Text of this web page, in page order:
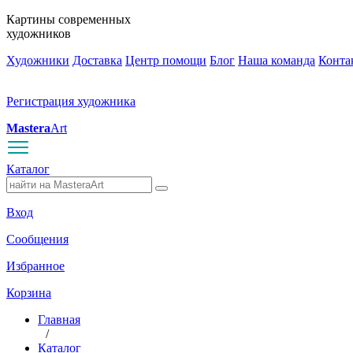
Картины современных
художников
Художники Доставка Центр помощи Блог Наша команда
Регистрация художника
MasteraArt
Каталог
Вход
Сообщения
Избранное
Корзина
Главная
/
Каталог